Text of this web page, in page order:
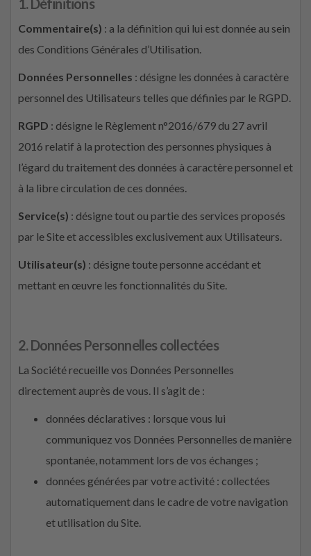
1. Définitions
Commentaire(s) : a la définition qui lui est donnée au sein
des Conditions Générales d’Utilisation.
Données Personnelles : désigne les données à caractère
personnel des Utilisateurs telles que définies par le RGPD.
RGPD : désigne le Règlement n°2016/679 du 27 avril
2016 relatif à la protection des personnes physiques à
l’égard du traitement des données à caractère personnel et
à la libre circulation de ces données.
Service(s) : désigne tout ou partie des services proposés
par le Site et accessibles exclusivement aux Utilisateurs.
Utilisateur(s) : désigne toute personne accédant et
mettant en œuvre les fonctionnalités du Site.
2. Données Personnelles collectées
La Société recueille vos Données Personnelles
directement auprès de vous. Il s’agit de :
données déclaratives : lorsque vous lui
communiquez vos Données Personnelles de manière
spontanée, notamment lors de vos échanges ;
données générées par votre activité : collectées
automatiquement dans le cadre de votre navigation
et utilisation du Site.